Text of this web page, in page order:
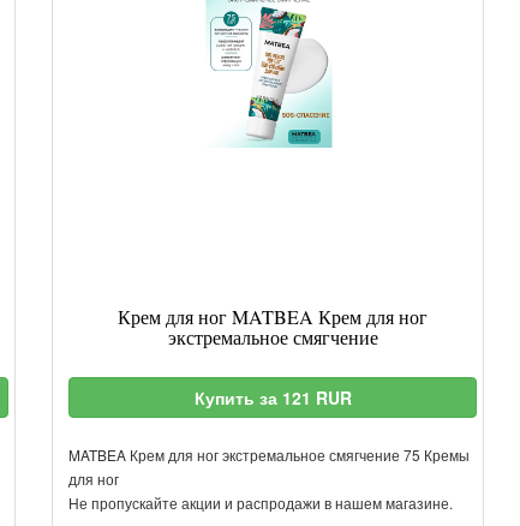
Крем для ног MATBEA Крем для ног
экстремальное смягчение
Купить за 121 RUR
MATBEA Крем для ног экстремальное смягчение 75 Кремы
для ног
Не пропускайте акции и распродажи в нашем магазине.